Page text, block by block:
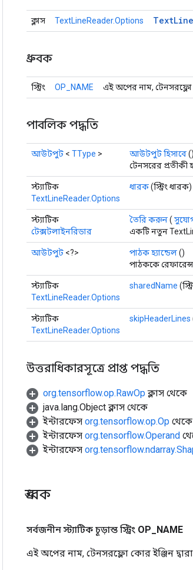
ক্লাস TextLineReader.Options TextLine
ধ্রুবক
স্ট্রিং OP_NAME এই অপের নাম, টেনসরফ্লো
পাবলিক পদ্ধতি
আউটপুট < TType > আউটপুট হিসাবে()
টেনসরের প্রতীকী
স্ট্যাটিক
TextLineReader.Options
ধারক(স্ট্রিং ধারক)
স্ট্যাটিক
টেক্সটলাইনরিডার
তৈরি করুন(
একটি নতুন
আউটপুট <?> পাঠক হ্যান্ডেল()
পাঠককে
স্ট্যাটিক
TextLineReader.Options
sharedName
স্ট্যাটিক
TextLineReader.Options
skipHeaderLines
উত্তরাধিকারসূত্রে প্রাপ্ত পদ্ধতি
org.tensorflow.op.RawOp ক্লাস থেকে
java.lang.Object ক্লাস থেকে
ইন্টারফেস org.tensorflow.op.Op থেকে
ইন্টারফেস org.tensorflow.Operand
ইন্টারফেস
ধ্রুবক
সর্বজনীন স্ট্যাটিক চূড়ান্ত স্ট্রিং OP NAME
এই অপের নাম, টেনসরফ্লো কোর ইঞ্জিন